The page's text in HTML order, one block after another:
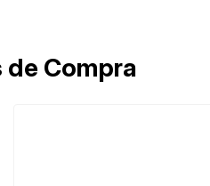
Compra